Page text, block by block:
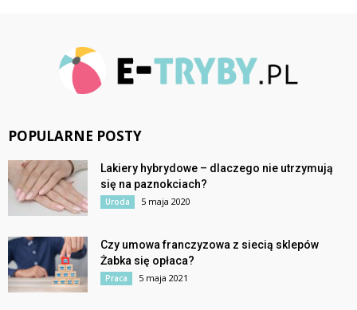
POPULARNE POSTY
Lakiery hybrydowe – dlaczego nie utrzymują
się na paznokciach?
Uroda 5 maja 2020
Czy umowa franczyzowa z siecią sklepów
Żabka się opłaca?
Praca 5 maja 2021